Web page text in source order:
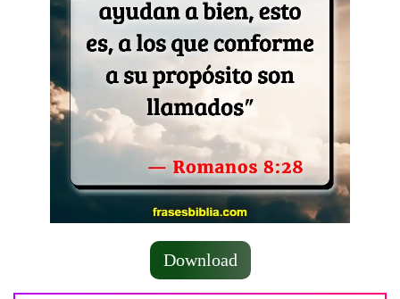
Download